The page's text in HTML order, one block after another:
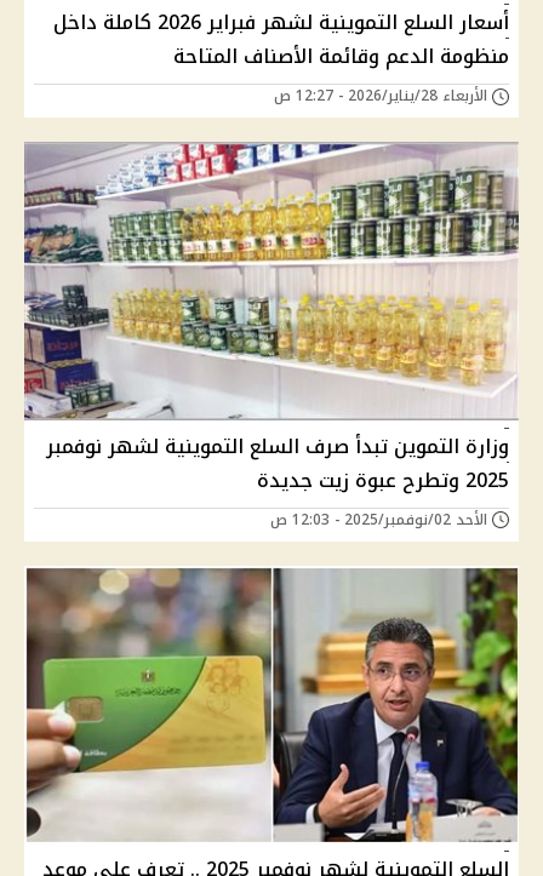
أسعار السلع التموينية لشهر فبراير 2026 كاملة داخل
منظومة الدعم وقائمة الأصناف المتاحة
الأربعاء 28/يناير/2026 - 12:27 ص
وزارة التموين تبدأ صرف السلع التموينية لشهر نوفمبر
2025 وتطرح عبوة زيت جديدة
الأحد 02/نوفمبر/2025 - 12:03 ص